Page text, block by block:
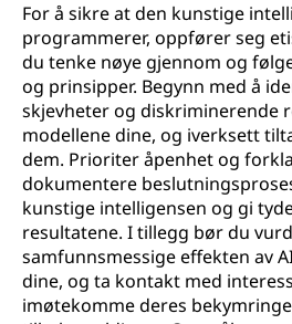
For å sikre at den kunstige
programmerer, oppfører seg
du tenke nøye gjennom og
og prinsipper. Begynn med å
skjevheter og diskriminerende
modellene dine, og iverksett
dem. Prioriter åpenhet og
dokumentere
kunstige intelligensen og gi
resultatene. I tillegg bør du
samfunnsmessige effekten av
dine, og ta kontakt med
imøtekomme deres